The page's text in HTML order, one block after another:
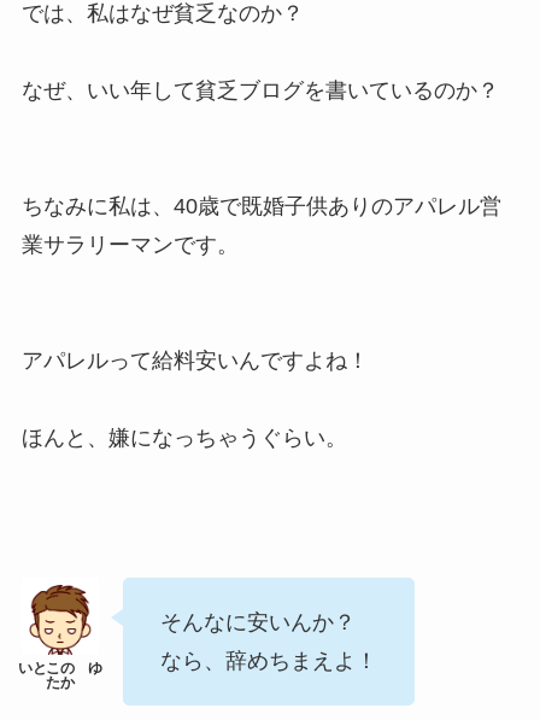
では、私はなぜ貧乏なのか？
なぜ、いい年して貧乏ブログを書いているのか？
ちなみに私は、40歳で既婚子供ありのアパレル営
業サラリーマンです。
アパレルって給料安いんですよね！
ほんと、嫌になっちゃうぐらい。
そんなに安いんか？
なら、辞めちまえよ！